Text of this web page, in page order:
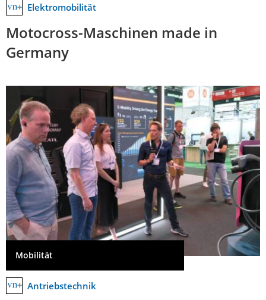
Elektromobilität
Motocross-Maschinen made in
Germany
Mobilität
Antriebstechnik